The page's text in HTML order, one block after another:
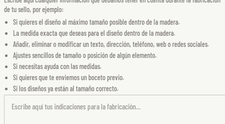
de tu sello, por ejemplo:
Si quieres el diseño al máximo tamaño posible dentro de la madera.
La medida exacta que deseas para el diseño dentro de la madera.
Añadir, eliminar o modificar un texto, dirección, teléfono, web o redes sociales.
Ajustes sencillos de tamaño o posición de algún elemento.
Si necesitas ayuda con las medidas.
Si quieres que te enviemos un boceto previo.
Si los diseños ya están al tamaño correcto.